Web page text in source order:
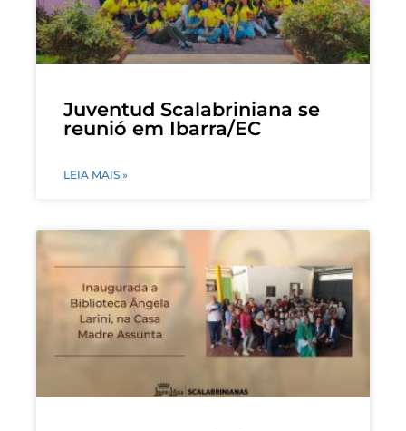
Juventud Scalabriniana se
reunió em Ibarra/EC
LEIA MAIS »